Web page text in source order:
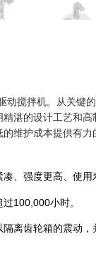
动搅拌机。从关键
湛的设计工艺和高
维护成本提供有力
、强度更高、使用
100,000小时。
离齿轮箱的震动，